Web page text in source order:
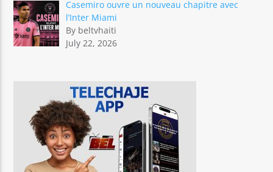
Casemiro ouvre un nouveau chapitre avec
l’Inter Miami
By beltvhaiti
July 22, 2026